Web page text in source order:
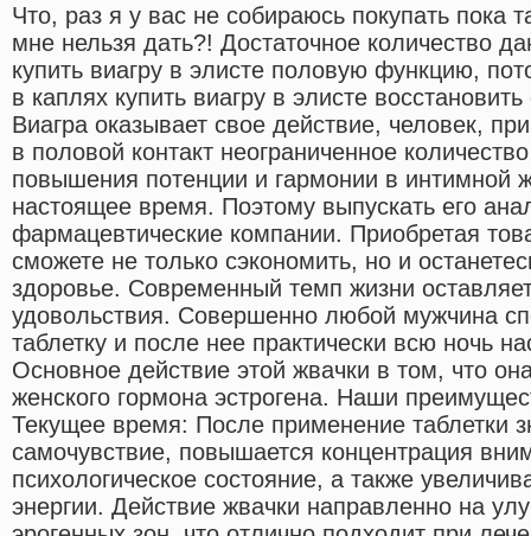
Что, раз я у вас не собираюсь покупать пока
мне нельзя дать?! Достаточное количество
купить виагру в элисте половую функцию,
в каплях купить виагру в элисте
Виагра оказывает свое действие, человек,
в половой контакт неограниченное
повышения потенции и гармонии в интимной
настоящее время. Поэтому выпускать его
фармацевтические компании. Приобретая
сможете не только сэкономить, но и
здоровье. Современный темп жизни
удовольствия. Совершенно любой мужчина
таблетку и после нее практически всю ночь
Основное действие этой жвачки в том, что
женского гормона эстрогена. Наши
Текущее время: После применение таблетки
самочувствие, повышается концентрация
психологическое состояние, а также
энергии. Действие жвачки направленно на